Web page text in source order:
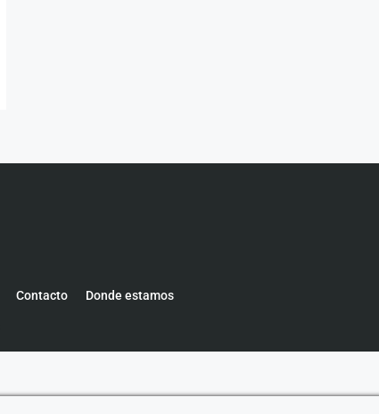
Contacto Donde estamos